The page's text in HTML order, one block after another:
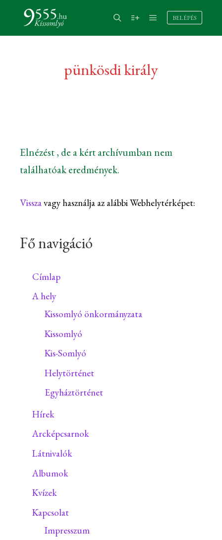
BELÉPÉS
pünkösdi király
Elnézést , de a kért archívumban nem
találhatóak eredmények.
Visszavagy használja az alábbi Webhelytérképet:
Fő navigáció
Címlap
A hely
Kissomlyó önkormányzata
Kissomlyó
Kis-Somlyó
Helytörténet
Egyháztörténet
Hírek
Arcképcsarnok
Látnivalók
Albumok
Kvízek
Kapcsolat
Impresszum